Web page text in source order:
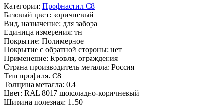
Категория: Профнастил С8
Базовый цвет: коричневый
Вид, назначение: для забора
Единица измерения: тн
Покрытие: Полимерное
Покрытие с обратной стороны: нет
Применение: Кровля, ограждения
Страна производитель металла: Россия
Тип профиля: С8
Толщина металла: 0.4
Цвет: RAL 8017 шоколадно-коричневый
Ширина полезная: 1150